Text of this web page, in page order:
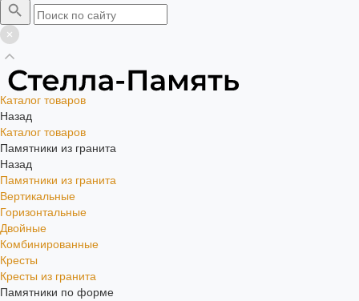
Каталог товаров
Назад
Каталог товаров
Памятники из гранита
Назад
Памятники из гранита
Вертикальные
Горизонтальные
Двойные
Комбинированные
Кресты
Кресты из гранита
Памятники по форме